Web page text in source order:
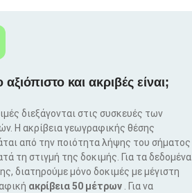
και ακριβές είναι;
διεξάγονται στις συσκευές των
Η ακρίβεια γεωγραφικής θέσης
από την ποιότητα λήψης του σήματος
τη στιγμή της δοκιμής. Για τα δεδομένα
διατηρούμε μόνο δοκιμές με μέγιστη
ακρίβεια 50 μέτρων
. Για να